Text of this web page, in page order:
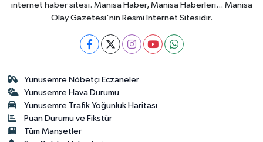
internet haber sitesi. Manisa Haber, Manisa Haberleri... Manisa
Olay Gazetesi'nin Resmi İnternet Sitesidir.
Yunusemre Nöbetçi Eczaneler
Yunusemre Hava Durumu
Yunusemre Trafik Yoğunluk Haritası
Puan Durumu ve Fikstür
Tüm Manşetler